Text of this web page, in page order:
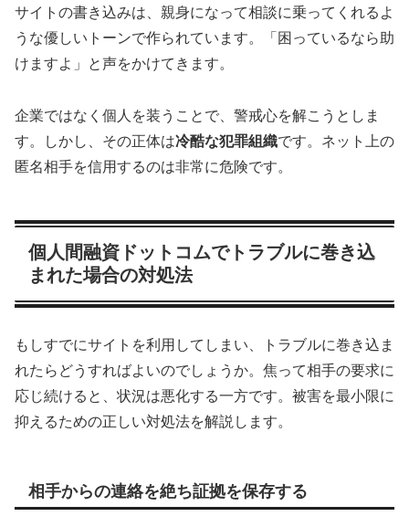
サイトの書き込みは、親身になって相談に乗ってくれるよ
うな優しいトーンで作られています。「困っているなら助
けますよ」と声をかけてきます。
企業ではなく個人を装うことで、警戒心を解こうとしま
す。しかし、その正体は冷酷な犯罪組織です。ネット上の
匿名相手を信用するのは非常に危険です。
個人間融資ドットコムでトラブルに巻き込
まれた場合の対処法
もしすでにサイトを利用してしまい、トラブルに巻き込ま
れたらどうすればよいのでしょうか。焦って相手の要求に
応じ続けると、状況は悪化する一方です。被害を最小限に
抑えるための正しい対処法を解説します。
相手からの連絡を絶ち証拠を保存する